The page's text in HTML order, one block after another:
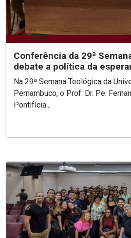
Conferência da 29ª
debate a política da
Na 29ª Semana Teológica da
Pernambuco, o Prof. Dr. Pe.
Pontifícia...